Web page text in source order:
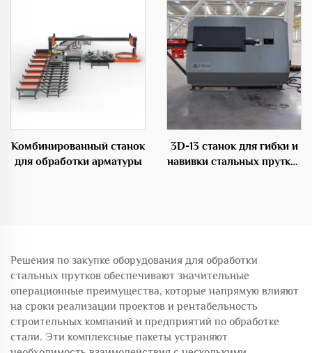
Комбинированный станок
для обработки арматуры
3D-13 станок для гибки и
навивки стальных прутков
Решения по закупке оборудования для обработки
стальных прутков обеспечивают значительные
операционные преимущества, которые напрямую влияют
на сроки реализации проектов и рентабельность
строительных компаний и предприятий по обработке
стали. Эти комплексные пакеты устраняют